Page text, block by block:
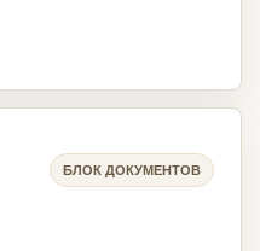
БЛОК ДОКУМЕНТОВ